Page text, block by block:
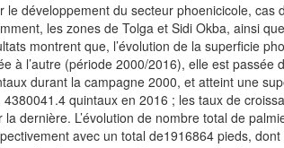
développement du secteur phoenicicole, cas
les zones de Tolga et Sidi Okba, ainsi
montrent que, l’évolution de la superficie
à l’autre (période 2000/2016), elle est passée
durant la campagne 2000, et atteint une
quintaux en 2016 ; les taux de
dernière. L’évolution de nombre total de
avec un total de1916864 pieds,